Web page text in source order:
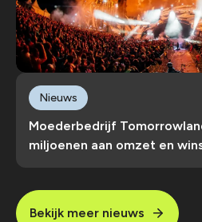
Moederbedrijf
miljoenen aan omzet en
Nieuws
Bekijk meer nieuws